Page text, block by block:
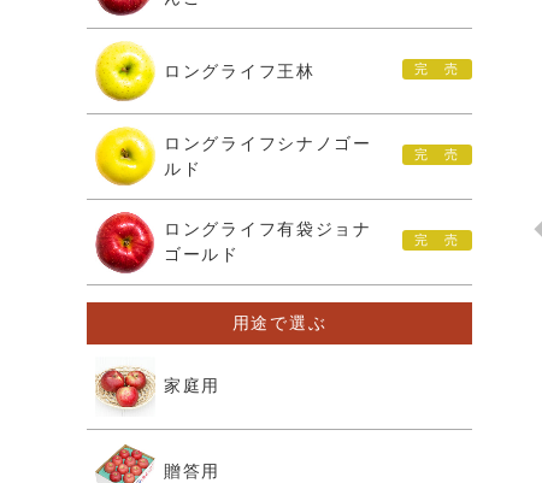
ロングライフ王林
ロングライフシナノゴー
ルド
ロングライフ有袋ジョナ
ゴールド
用途で選ぶ
家庭用
贈答用